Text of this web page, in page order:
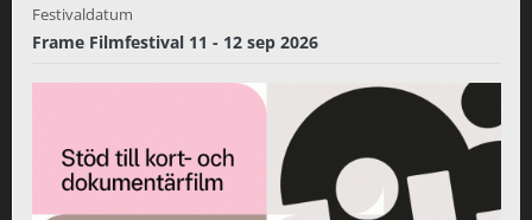
Festivaldatum
Frame Filmfestival 11 - 12 sep 2026